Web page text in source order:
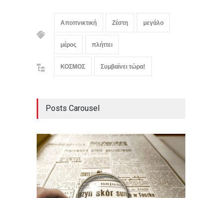
Αποπνικτική Ζέστη μεγάλο
μέρος πλήττει
ΚΟΣΜΟΣ Συμβαίνει τώρα!
Posts Carousel